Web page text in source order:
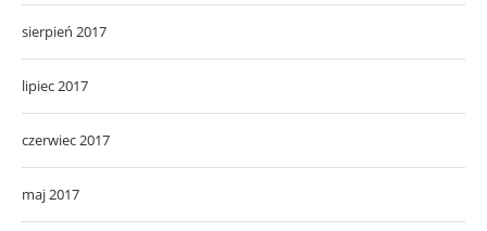
sierpień 2017
lipiec 2017
czerwiec 2017
maj 2017